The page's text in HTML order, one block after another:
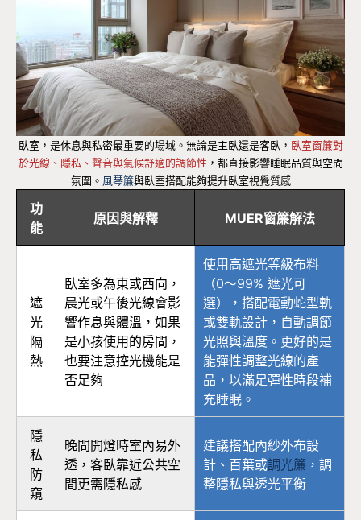
臥室，是休息與私密最重要的場域。無論是主臥還是客臥， 臥室窗簾對
於光線、隱私、聲音與氣候舒適的調節性 ，都直接影響睡眠品質與空間
氛圍。 風琴簾與臥室搭配能夠提升臥室視覺質感
功
能
原因與解釋 MUER窗簾解法
遮
光
隔
熱
臥室多為東或西向，
晨光或午後光線會影
響作息與體溫，如果
是小孩使用的房間，
也要注意控光機能是
否足夠
使用高遮光等級布料
（0～99% 遮光可
選），搭配電動蛇型軌
或雙軌設計，自動調節
光照與溫度。更好的是
能彈性調整光線的產
品，以滿足彈性時段補
充睡眠。
隱
私
防
窺
晚間開燈時室內易外
透，客臥靠近公共空
間更需隱私感
建議搭配內紗外布設
計、百葉或調光簾 ，調
整隱私與透光平衡